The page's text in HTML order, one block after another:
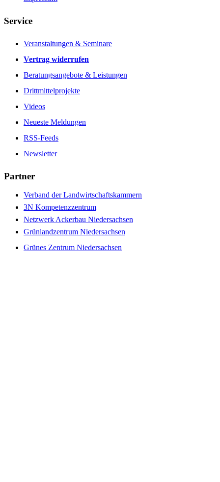
Service
Veranstaltungen & Seminare
Vertrag widerrufen
Beratungsangebote & Leistungen
Drittmittelprojekte
Videos
Neueste Meldungen
RSS-Feeds
Newsletter
Partner
Verband der Landwirtschaftskammern
3N Kompetenzzentrum
Netzwerk Ackerbau Niedersachsen
Grünlandzentrum Niedersachsen
Grünes Zentrum Niedersachsen